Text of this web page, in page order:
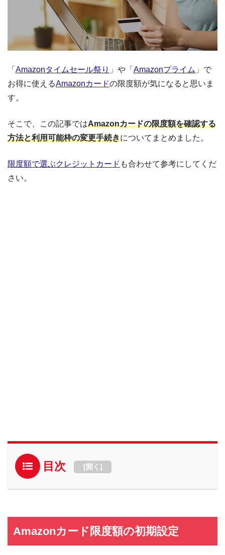
「 Amazonタイムセール祭り 」や「 Amazonプライム 」で
お得に使えるAmazonカードの限度額が気になると思いま
す。
そこで、この記事ではAmazonカードの限度額を確認する
方法と利用可能枠の変更手続きについてまとめました。
限度額で選ぶクレジットカード も合わせて参考にしてくだ
さい。
目次 [開く ]
Amazonカード限度額の初期設定